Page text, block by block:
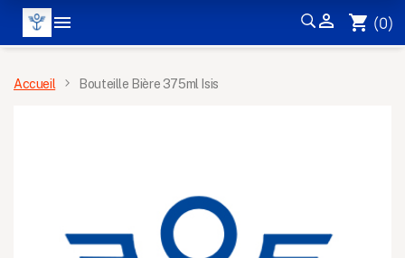
  shopping_cart (0)
MENU
Accueil Bouteille Bière 375ml Isis